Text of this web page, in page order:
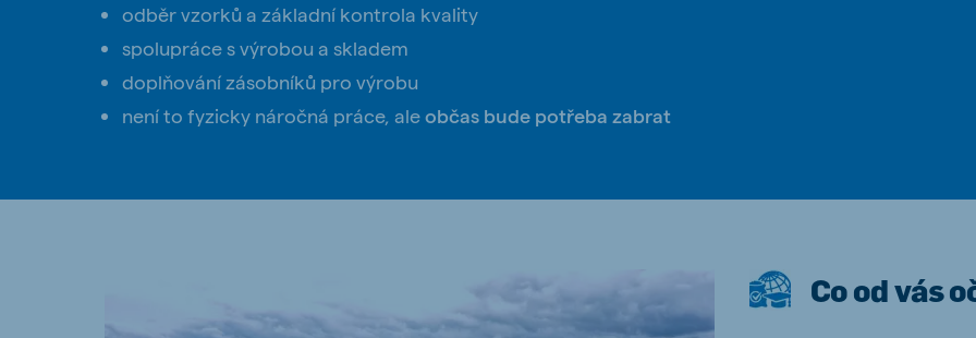
odběr vzorků a základní kontrola kvality
spolupráce s výrobou a skladem
doplňování zásobníků pro výrobu
není to fyzicky náročná práce, aleobčas bude potřeba zabrat
Co od vás